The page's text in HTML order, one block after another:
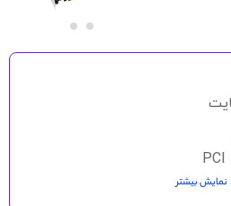
نمایش بیشتر